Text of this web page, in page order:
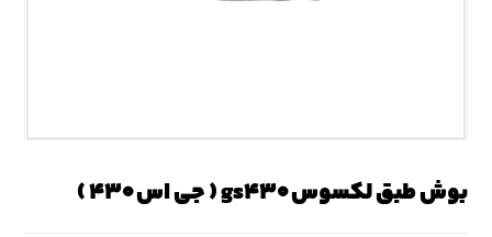
بوش طبق لکسوس gs۴۳۰ ( جی اس ۴۳۰ )